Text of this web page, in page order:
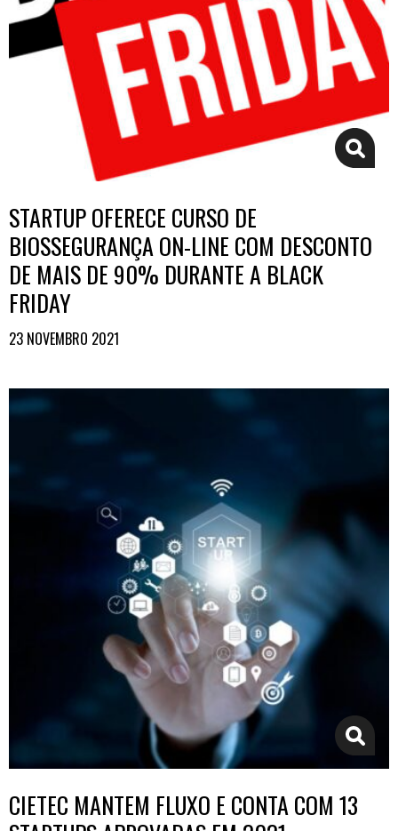
STARTUP OFERECE CURSO DE
BIOSSEGURANÇA ON-LINE COM DESCONTO
DE MAIS DE 90% DURANTE A BLACK
FRIDAY
23 NOVEMBRO 2021
CIETEC MANTEM FLUXO E CONTA COM 13